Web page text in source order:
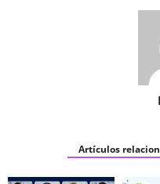
Artículos